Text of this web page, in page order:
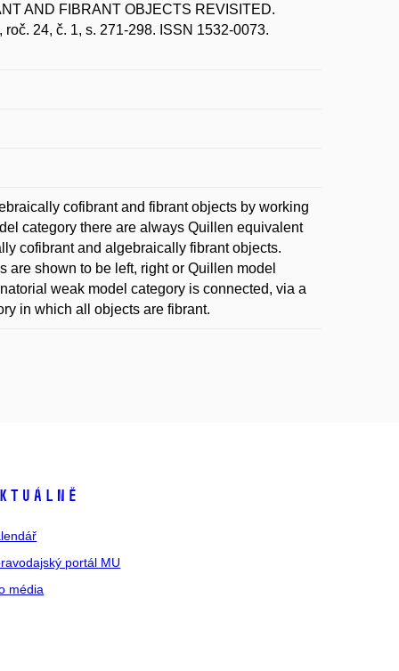
AND FIBRANT OBJECTS REVISITED.
24, č. 1, s. 271-298. ISSN 1532-0073.
cofibrant and fibrant objects by working
category there are always Quillen equivalent
cofibrant and algebraically fibrant objects.
shown to be left, right or Quillen model
weak model category is connected, via a
in which all objects are fibrant.
portál MU
média